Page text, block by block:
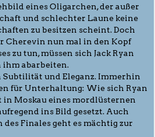
eines Oligarchen, der außer
und schlechter Laune keine
zu besitzen scheint. Doch
Cherevin nun mal in den Kopf
zu tun, müssen sich Jack Ryan
ihm abarbeiten.
Subtilität und Eleganz. Immerhin
für Unterhaltung: Wie sich Ryan
Moskau eines mordlüsternen
ins Bild gesetzt. Auch
Finales geht es mächtig zur